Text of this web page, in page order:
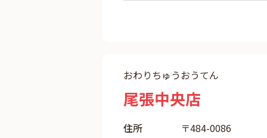
おわりちゅうおうてん
尾張中央店
住所
〒484-0086